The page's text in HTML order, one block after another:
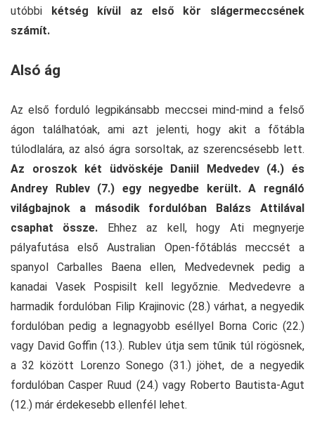
utóbbi kétség kívül az első kör slágermeccsének
számít.
Alsó ág
Az első forduló legpikánsabb meccsei mind-mind a felső
ágon találhatóak, ami azt jelenti, hogy akit a főtábla
túlodlalára, az alsó ágra sorsoltak, az szerencsésebb lett.
Az oroszok két üdvöskéje Daniil Medvedev (4.) és
Andrey Rublev (7.) egy negyedbe került.A regnáló
világbajnok a második fordulóban Balázs Attilával
csaphat össze. Ehhez az kell, hogy Ati megnyerje
pályafutása első Australian Open-főtáblás meccsét a
spanyol Carballes Baena ellen, Medvedevnek pedig a
kanadai Vasek Pospisilt kell legyőznie. Medvedevre a
harmadik fordulóban Filip Krajinovic (28.) várhat, a negyedik
fordulóban pedig a legnagyobb eséllyel Borna Coric (22.)
vagy David Goffin (13.). Rublev útja sem tűnik túl rögösnek,
a 32 között Lorenzo Sonego (31.) jöhet, de a negyedik
fordulóban Casper Ruud (24.) vagy Roberto Bautista-Agut
(12.) már érdekesebb ellenfél lehet.